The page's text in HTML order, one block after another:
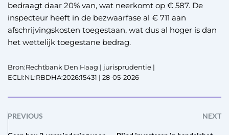
bedraagt daar 20% van, wat neerkomt op € 587. De
inspecteur heeft in de bezwaarfase al € 711 aan
afschrijvingskosten toegestaan, wat dus al hoger is dan
het wettelijk toegestane bedrag.
Bron:Rechtbank Den Haag | jurisprudentie |
ECLI:NL:RBDHA:2026:15431 | 28-05-2026
PREVIOUS NEXT